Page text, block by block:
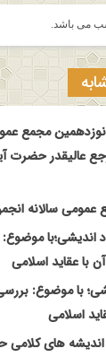
می باشد.
مجمع
عالیقدر حضرت
سالانه
اندیشی؛با
با عقاید اسلامی
با موضوع:
اسلامی
های کلامی